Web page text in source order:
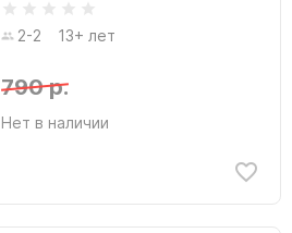
2-2 13+ лет
790 р.
Нет в наличии